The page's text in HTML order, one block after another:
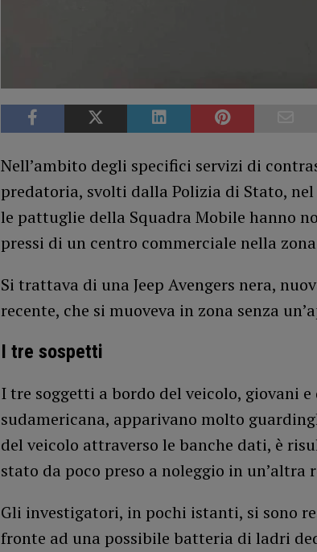
Nell’ambito degli specifici servizi di
predatoria, svolti dalla Polizia di Stato,
le pattuglie della Squadra Mobile hanno
pressi di un centro commerciale nella
Si trattava di una Jeep Avengers nera,
recente, che si muoveva in zona senza
I tre sospetti
I tre soggetti a bordo del veicolo, giovani
sudamericana, apparivano molto
del veicolo attraverso le banche dati, è
stato da poco preso a noleggio in un’altra
Gli investigatori, in pochi istanti, si sono
fronte ad una possibile batteria di ladri